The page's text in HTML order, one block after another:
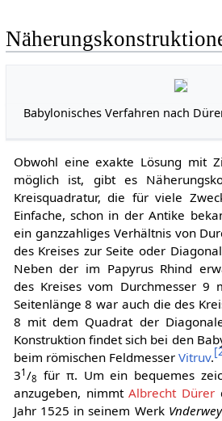
Babylonisches Verfahren nach
Obwohl eine exakte Lösung mit
möglich ist, gibt es
Kreisquadratur, die für viele
Einfache, schon in der Antike
ein ganzzahliges Verhältnis von
des Kreises zur Seite oder
Neben der im Papyrus Rhind
des Kreises vom Durchmesser 9
Seitenlänge 8 war auch die des
8 mit dem Quadrat der
Konstruktion findet sich bei den
beim römischen Feldmesser Vitruv.[
31 /8 für π. Um ein bequemes
anzugeben, nimmtAlbrecht Dürer
Jahr 1525 in seinem Werk